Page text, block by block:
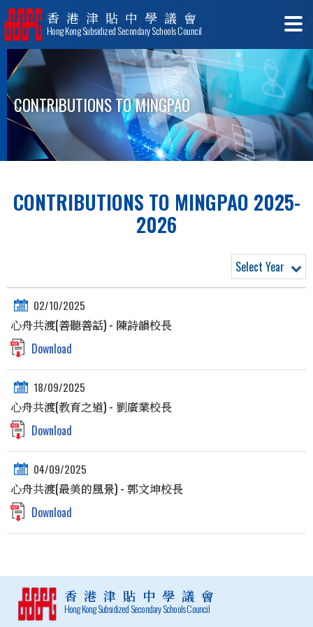
香港津貼中學議會
Hong Kong Subsidized Secondary Schools Council
CONTRIBUTIONS TO MINGPAO
CONTRIBUTIONS TO MINGPAO 2025-
2026
Select Year
02/10/2025
心舟共渡(善聽善話) - 陳詩韻校長
Download
18/09/2025
心舟共渡(教育之道) - 劉廣業校長
Download
04/09/2025
心舟共渡(最美的風景) - 郭文坤校長
Download
香港津貼中學議會
Hong Kong Subsidized Secondary Schools Council